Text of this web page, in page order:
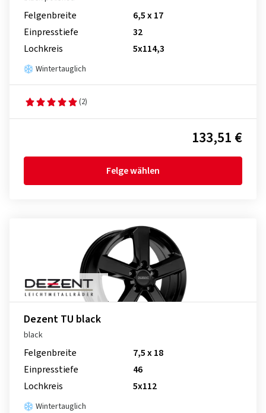
Felgenbreite
6,5 x 17
Einpresstiefe
32
Lochkreis
5x114,3
Wintertauglich
(2)
133,51 €
Felge wählen
Dezent TU black
black
Felgenbreite
7,5 x 18
Einpresstiefe
46
Lochkreis
5x112
Wintertauglich